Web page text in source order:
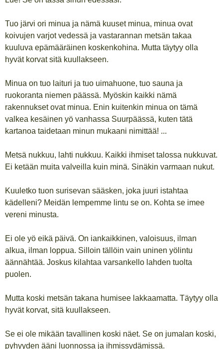
Tuo järvi ori minua ja nämä kuuset minua, minua ovat
koivujen varjot vedessä ja vastarannan metsän takaa
kuuluva epämääräinen koskenkohina. Mutta täytyy olla
hyvät korvat sitä kuullakseen.
Minua on tuo laituri ja tuo uimahuone, tuo sauna ja
ruokoranta niemen päässä. Myöskin kaikki nämä
rakennukset ovat minua. Enin kuitenkin minua on tämä
valkea kesäinen yö vanhassa Suurpäässä, kuten tätä
kartanoa taidetaan minun mukaani nimittää! ...
Metsä nukkuu, lahti nukkuu. Kaikki ihmiset talossa nukkuvat.
Ei ketään muita valveilla kuin minä. Sinäkin varmaan nukut.
Kuuletko tuon surisevan sääsken, joka juuri istahtaa
kädelleni? Meidän lempemme lintu se on. Kohta se imee
vereni minusta.
Ei ole yö eikä päivä. On iankaikkinen, valoisuus, ilman
alkua, ilman loppua. Silloin tällöin vain uninen yölintu
äännähtää. Joskus kilahtaa varsankello lahden tuolta
puolen.
Mutta koski metsän takana humisee lakkaamatta. Täytyy olla
hyvät korvat, sitä kuullakseen.
Se ei ole mikään tavallinen koski näet. Se on jumalan koski,
pyhyyden ääni luonnossa ja ihmissydämissä.